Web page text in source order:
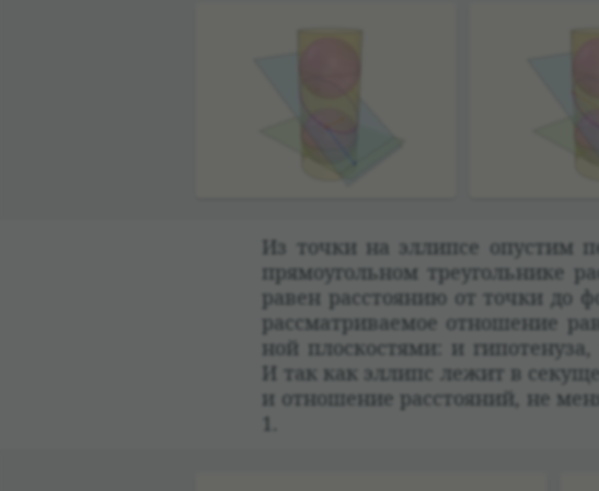
Из точки на эллипсе опу­стим
прямо­уголь­ном тре­уголь­нике
равен рас­сто­я­нию от точки до
рас­смат­ри­ва­емое отноше­ние
ной плос­ко­стями: и
И так как эллипс лежит в
и отноше­ние рас­сто­я­ний, не
1.